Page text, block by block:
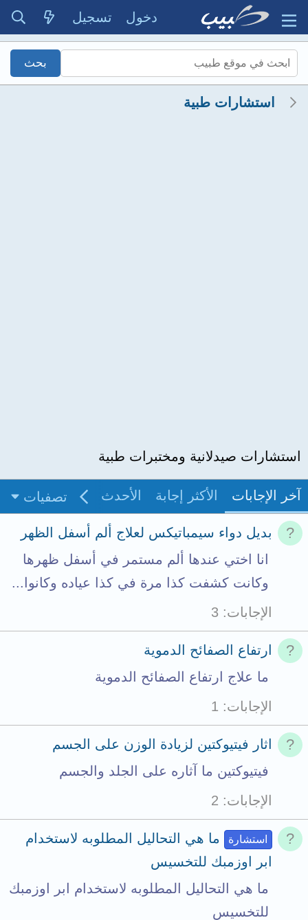
دخول تسجيل
استشارات طبية
استشارات صيدلانية ومختبرات طبية
آخر الإجابات الأكثر إجابة الأحدث غير مجاب
تصفيات
بديل دواء سيمباتيكس لعلاج ألم أسفل الظهر
انا اختي عندها ألم مستمر في أسفل ظهرها
وكانت كشفت كذا مرة في كذا عياده وكانوا...
الإجابات
3
ارتفاع الصفائح الدموية
ما علاج ارتفاع الصفائح الدموية
الإجابات
1
اثار فيتيوكتين لزيادة الوزن على الجسم
فيتيوكتين ما آثاره على الجلد والجسم
الإجابات
2
استشارة
ما هي التحاليل المطلوبه لاستخدام
ابر اوزمبك للتخسيس
ما هي التحاليل المطلوبه لاستخدام ابر اوزمبك
للتخسيس